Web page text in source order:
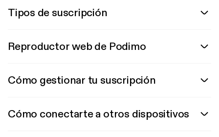
Tipos de suscripción
Reproductor web de Podimo
Cómo gestionar tu suscripción
Cómo conectarte a otros dispositivos